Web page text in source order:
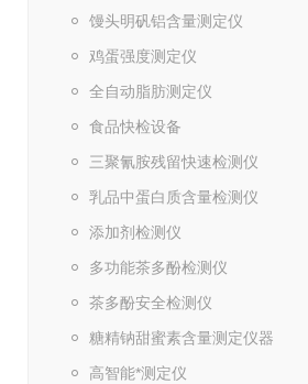
馒头明矾铝含量测定仪
鸡蛋强度测定仪
全自动脂肪测定仪
食品快检设备
三聚氰胺残留快速检测仪
乳品中蛋白质含量检测仪
添加剂检测仪
多功能茶多酚检测仪
茶多酚安全检测仪
糖精钠甜蜜素含量测定仪器
高智能*测定仪